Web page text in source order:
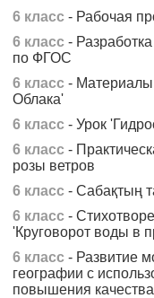
6 класс - Рабочая
6 класс -
по ФГОС
6 класс - Материалы
Облака'
6 класс - Урок
6 класс -
розы ветров
6 класс - Сабақтың
6 класс -
'Круговорот воды в
6 класс - Развитие
географии с
повышения